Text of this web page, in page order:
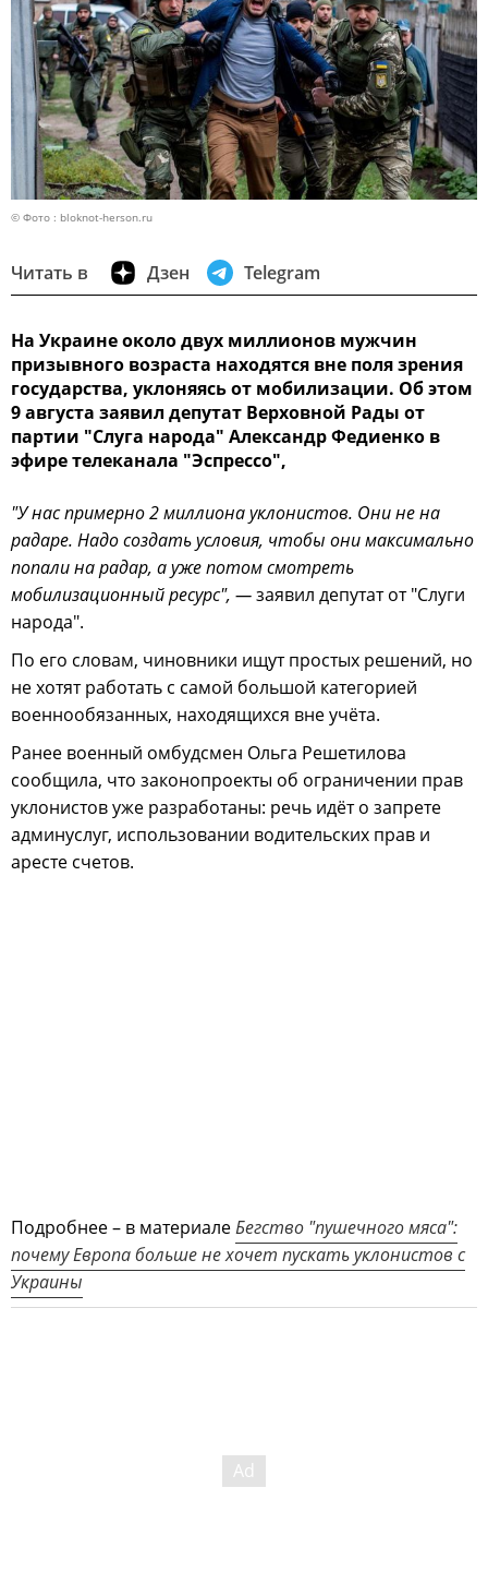
© Фото : bloknot-herson.ru
Читать в Дзен Telegram
На Украине около двух миллионов мужчин
призывного возраста находятся вне поля зрения
государства, уклоняясь от мобилизации. Об этом
9 августа заявил депутат Верховной Рады от
партии "Слуга народа" Александр Федиенко в
эфире телеканала "Эспрессо",
"У нас примерно 2 миллиона уклонистов. Они не на
радаре. Надо создать условия, чтобы они максимально
попали на радар, а уже потом смотреть
мобилизационный ресурс", —заявил депутат от "Слуги
народа".
По его словам, чиновники ищут простых решений, но
не хотят работать с самой большой категорией
военнообязанных, находящихся вне учёта.
Ранее военный омбудсмен Ольга Решетилова
сообщила, что законопроекты об ограничении прав
уклонистов уже разработаны: речь идёт о запрете
админуслуг, использовании водительских прав и
аресте счетов.
Подробнее – в материалеБегство "пушечного мяса":
почему Европа больше не хочет пускать уклонистов с
Украины